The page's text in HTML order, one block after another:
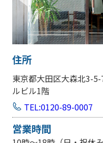
住所
大阪市中央区内平野
手前ビル103号
TEL:0120-89-0007
営業時間